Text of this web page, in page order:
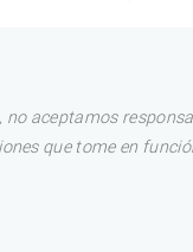
aceptamos
que tome en